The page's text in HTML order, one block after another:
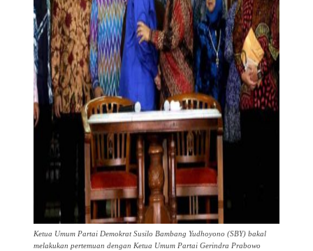
Ketua Umum Partai Demokrat Susilo Bambang Yudhoyono (SBY) bakal
melakukan pertemuan dengan Ketua Umum Partai Gerindra Prabowo